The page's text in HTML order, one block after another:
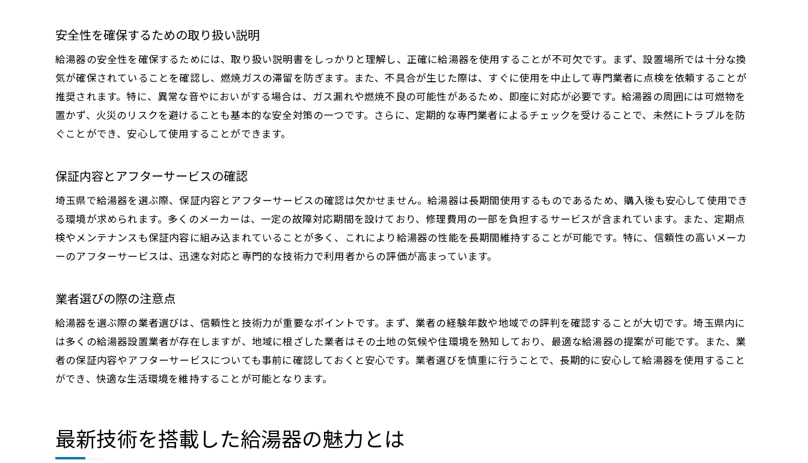
省エネ性能が高いモデル
コンパクトで設置が簡単なモデル
コストパフォーマンスに優れたモデル
自動温度調整機能の有無
遠隔操作可能なアプリ対応
異常検知システムの搭載
省エネモードの使用感
快適な生活を支える給湯器選びのコツ
ライフスタイルに合わせた選択
設置場所に最適なモデルの選択
購入前の試運転体験の重要性
メンテナンス費用の見積もり
家族構成に応じた給湯能力
安全性を確保するための取り扱い説明
給湯器の安全性を確保するためには、取り扱い説明書をしっかりと理解し、正確に給湯器を使用することが不可欠です。まず、設置場所では十分な換
気が確保されていることを確認し、燃焼ガスの滞留を防ぎます。また、不具合が生じた際は、すぐに使用を中止して専門業者に点検を依頼することが
推奨されます。特に、異常な音やにおいがする場合は、ガス漏れや燃焼不良の可能性があるため、即座に対応が必要です。給湯器の周囲には可燃物を
置かず、火災のリスクを避けることも基本的な安全対策の一つです。さらに、定期的な専門業者によるチェックを受けることで、未然にトラブルを防
ぐことができ、安心して使用することができます。
保証内容とアフターサービスの確認
埼玉県で給湯器を選ぶ際、保証内容とアフターサービスの確認は欠かせません。給湯器は長期間使用するものであるため、購入後も安心して使用でき
る環境が求められます。多くのメーカーは、一定の故障対応期間を設けており、修理費用の一部を負担するサービスが含まれています。また、定期点
検やメンテナンスも保証内容に組み込まれていることが多く、これにより給湯器の性能を長期間維持することが可能です。特に、信頼性の高いメーカ
ーのアフターサービスは、迅速な対応と専門的な技術力で利用者からの評価が高まっています。
業者選びの際の注意点
給湯器を選ぶ際の業者選びは、信頼性と技術力が重要なポイントです。まず、業者の経験年数や地域での評判を確認することが大切です。埼玉県内に
は多くの給湯器設置業者が存在しますが、地域に根ざした業者はその土地の気候や住環境を熟知しており、最適な給湯器の提案が可能です。また、業
者の保証内容やアフターサービスについても事前に確認しておくと安心です。業者選びを慎重に行うことで、長期的に安心して給湯器を使用すること
ができ、快適な生活環境を維持することが可能となります。
最新技術を搭載した給湯器の魅力とは